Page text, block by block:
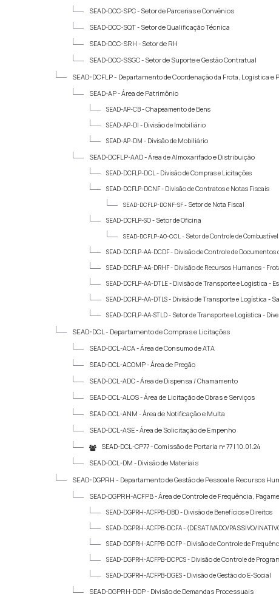
SEAD-DCC-SPC - Setor de Parcerias e Convênios
SEAD-DCC-SQT - Setor de Qualificação Técnica
SEAD-DCC-SRH - Setor de RH
SEAD-DCC-SSGC - Setor de Suporte e Gestão Contratual
SEAD-DCFLP - Departamento de Coordenação da Frota, Logistica e
SEAD-AP -Área de Patrimônio
SEAD-AP-CB -Chapeamento de Bens
SEAD-AP-DI - Divisão de Imobiliário
SEAD-AP-DM - Divisão de Mobiliário
SEAD-DCFLP-AAD -Área de Almoxarifado e Distribuição
SEAD-DCFLP-DCL - Divisão de Compras e Licitações
SEAD-DCFLP-DCNF - Divisão de Contratos e Notas Fiscais
SEAD-DCFLP-DCNF-SF - Setor de Nota Fiscal
SEAD-DCFLP-SO - Setor de Oficina
SEAD-DCFLP-AO-CCL - Setor de Controle de
SEAD-DCFLP-AA-DCDF - Divisão de Controle de Documentos
SEAD-DCFLP-AA-DRHF - Divisão de Recursos Humanos -
SEAD-DCFLP-AA-DTLE - Divisão de Transporte e Logistica -
SEAD-DCFLP-AA-DTLS - Divisão de Transporte e Logística -
SEAD-DCFLP-AA-STLD - Setor de Transporte e Logística -
SEAD-DCL - Departamento de Compras e Licitações
SEAD-DCL-ACA -Área de Consumo de ATA
SEAD-DCL-ACOMP -Área de Pregão
SEAD-DCL-ADC -Área de Dispensa / Chamamento
SEAD-DCL-ALOS -Área de Licitação de Obras e Serviços
SEAD-DCL-ANM -Área de Notificação e Multa
SEAD-DCL-ASE -Área de Solicitação de Empenho
SEAD-DCL-CP77 -Comissão de Portaria nº 77 | 10.01.24
SEAD-DCL-DM - Divisão de Materiais
SEAD-DGPRH - Departamento de Gestão de Pessoal e Recursos
SEAD-DGPRH-ACFPB -Área de Controle de Frequência,
SEAD-DGPRH-ACFPB-DBD - Divisão de Benefícios e Direitos
SEAD-DGPRH-ACFPB-DCFA - (DESATIVADO/PASSIVO/
SEAD-DGPRH-ACFPB-DCFP - Divisão de Controle de
SEAD-DGPRH-ACFPB-DCPCS - Divisão de Controle de
SEAD-DGPRH-ACFPB-DGES - Divisão de Gestão do E-Social
SEAD-DGPRH-DDP - Divisão de Demandas Processuais